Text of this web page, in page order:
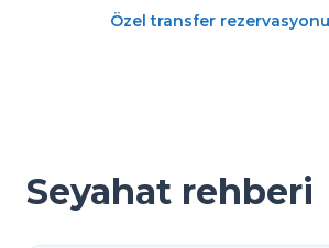
Özel transfer
Seyahat rehberi